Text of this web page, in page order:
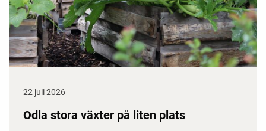
22 juli 2026
Odla stora växter på liten plats